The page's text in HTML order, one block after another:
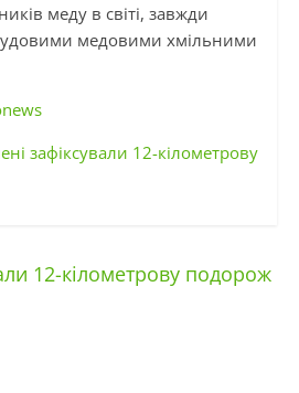
меду в світі, завжди
медовими хмільними
зафіксували 12-кілометрову
12-кілометрову подорож